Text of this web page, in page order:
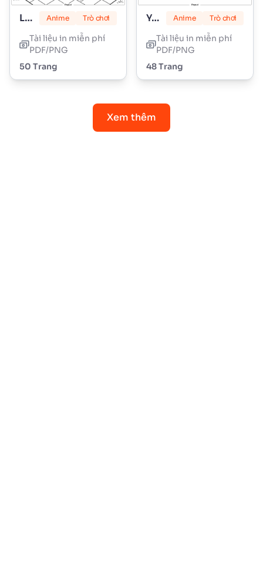
Lily Love Braids Anime Trò chơi
Tài liệu in miễn phí
PDF/PNG
50 Trang
Yoshi Anime Trò chơi
Tài liệu in miễn phí
PDF/PNG
48 Trang
Xem thêm